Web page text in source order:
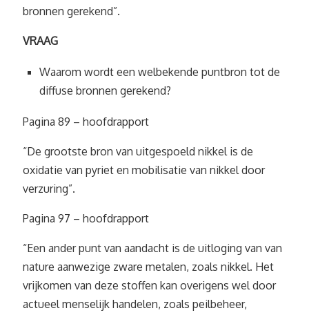
bronnen gerekend”.
VRAAG
Waarom wordt een welbekende puntbron tot de
diffuse bronnen gerekend?
Pagina 89 – hoofdrapport
“De grootste bron van uitgespoeld nikkel is de
oxidatie van pyriet en mobilisatie van nikkel door
verzuring”.
Pagina 97 – hoofdrapport
“Een ander punt van aandacht is de uitloging van van
nature aanwezige zware metalen, zoals nikkel. Het
vrijkomen van deze stoffen kan overigens wel door
actueel menselijk handelen, zoals peilbeheer,